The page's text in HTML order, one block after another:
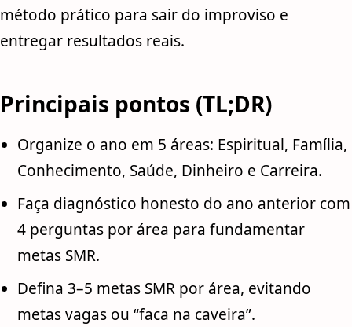
método prático para sair do improviso e
entregar resultados reais.
Principais pontos (TL;DR)
Organize o ano em 5 áreas: Espiritual, Família,
Conhecimento, Saúde, Dinheiro e Carreira.
Faça diagnóstico honesto do ano anterior com
4 perguntas por área para fundamentar
metas SMR.
Defina 3–5 metas SMR por área, evitando
metas vagas ou “faca na caveira”.